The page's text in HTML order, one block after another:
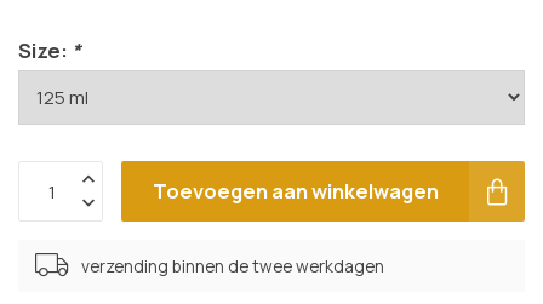
Size: *
Toevoegen aan winkelwagen
verzending binnen de twee werkdagen